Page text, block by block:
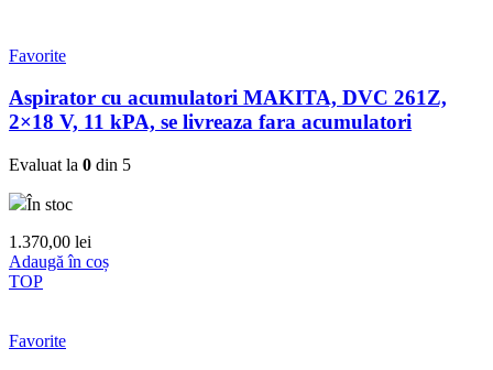
Favorite
Aspirator cu acumulatori MAKITA, DVC 261Z,
2×18 V, 11 kPA, se livreaza fara acumulatori
Evaluat la 0 din 5
În stoc
1.370,00 lei
Adaugă în coș
TOP
Favorite